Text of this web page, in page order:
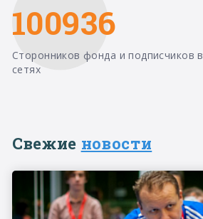
100936
Сторонников фонда и подписчиков
сетях
Свежие новости